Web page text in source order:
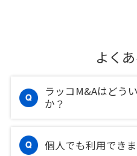
よく
ラッコM&Aはどう
か？
個人でも利用でき